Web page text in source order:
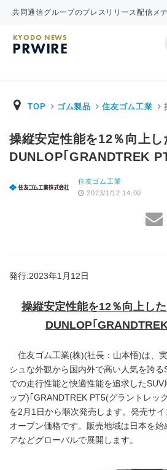
共同通信グループのプレスリリース配信メ
KYODO NEWS
PRWIRE
TOP ゴム製品 住友ゴム工業
操縦安定性能を12％向上
DUNLOP｢GRANDTREK
住友ゴム工業
2023/1/12 14:00
発行:2023年1月12日
操縦安定性能を12％向上した
DUNLOP｢
住友ゴム工業(株)(社長：山本悟)は、
シュな外観から国内外で高い人気を誇る
での走行性能と快適性能を追求した
ップ)｢GRANDTREK PT5(グラントレ
を2月1日から順次発売します。発売サ
オープン価格です。販売地域は日本を始
アなどグローバルで展開します。